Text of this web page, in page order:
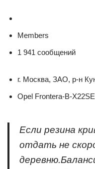
Members
1 941 сообщений
г. Москва, ЗАО, р-н
Opel Frontera-B-
Если резина
отдать не